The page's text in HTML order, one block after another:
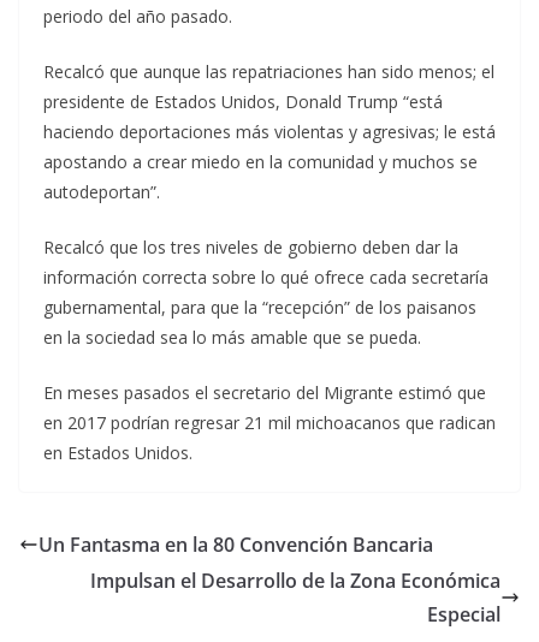
periodo del año pasado.
Recalcó que aunque las repatriaciones han sido menos; el
presidente de Estados Unidos, Donald Trump “está
haciendo deportaciones más violentas y agresivas; le está
apostando a crear miedo en la comunidad y muchos se
autodeportan”.
Recalcó que los tres niveles de gobierno deben dar la
información correcta sobre lo qué ofrece cada secretaría
gubernamental, para que la “recepción” de los paisanos
en la sociedad sea lo más amable que se pueda.
En meses pasados el secretario del Migrante estimó que
en 2017 podrían regresar 21 mil michoacanos que radican
en Estados Unidos.
Un Fantasma en la 80 Convención Bancaria
Impulsan el Desarrollo de la Zona Económica
Especial